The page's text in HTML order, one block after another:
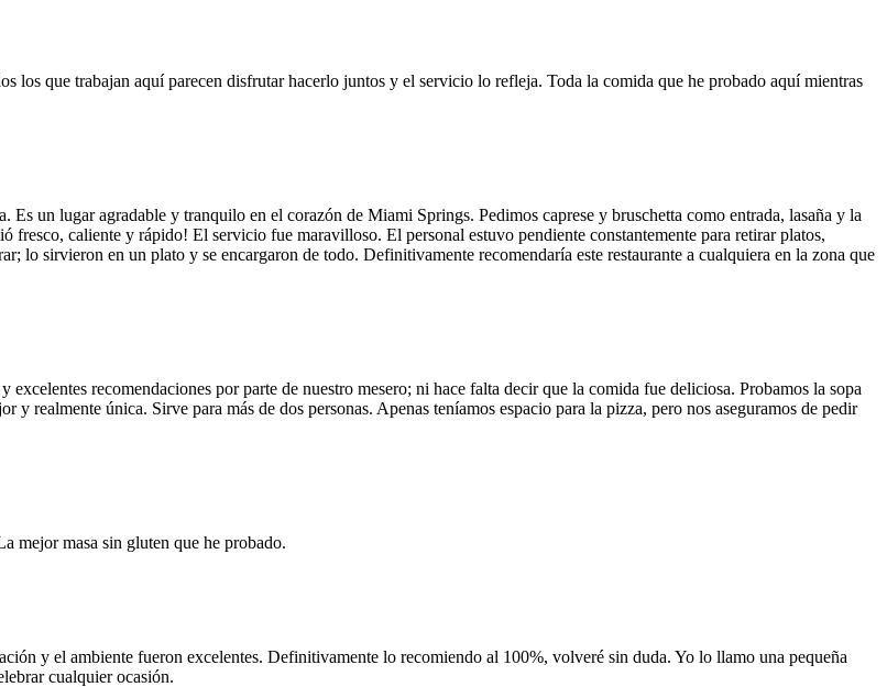
los que trabajan aquí parecen disfrutar hacerlo juntos y el servicio lo refleja. Toda la comida que he probado aquí mientras
Es un lugar agradable y tranquilo en el corazón de Miami Springs. Pedimos caprese y bruschetta como entrada, lasaña y la
fresco, caliente y rápido! El servicio fue maravilloso. El personal estuvo pendiente constantemente para retirar platos,
lo sirvieron en un plato y se encargaron de todo. Definitivamente recomendaría este restaurante a cualquiera en la zona que
recomendaciones por parte de nuestro mesero; ni hace falta decir que la comida fue deliciosa. Probamos la sopa
realmente única. Sirve para más de dos personas. Apenas teníamos espacio para la pizza, pero nos aseguramos de pedir
mejor masa sin gluten que he probado.
y el ambiente fueron excelentes. Definitivamente lo recomiendo al 100%, volveré sin duda. Yo lo llamo una pequeña
cualquier ocasión.